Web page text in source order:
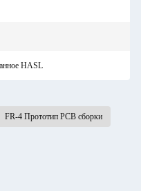
HASL
FR-4 Прототип PCB сборки